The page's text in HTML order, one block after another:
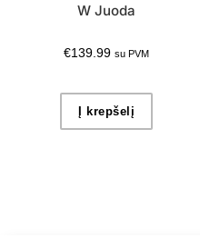
W Juoda
€139.99 su PVM
Į krepšelį